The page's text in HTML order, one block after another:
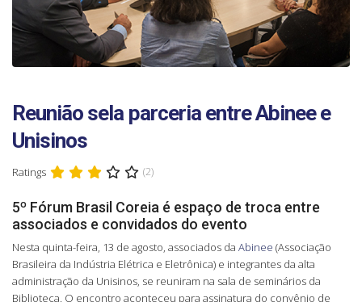
Reunião sela parceria entre Abinee e
Unisinos
Ratings (2)
5º Fórum Brasil Coreia é espaço de troca entre
associados e convidados do evento
Nesta quinta-feira, 13 de agosto, associados da Abinee (Associação
Brasileira da Indústria Elétrica e Eletrônica) e integrantes da alta
administração da Unisinos, se reuniram na sala de seminários da
Biblioteca. O encontro aconteceu para assinatura do convênio de